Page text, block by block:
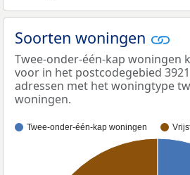
Soorten woningen
Twee-onder-één-kap woningen
voor in het postcodegebied
adressen met het woningtype
woningen.
Twee-onder-één-kap woningen